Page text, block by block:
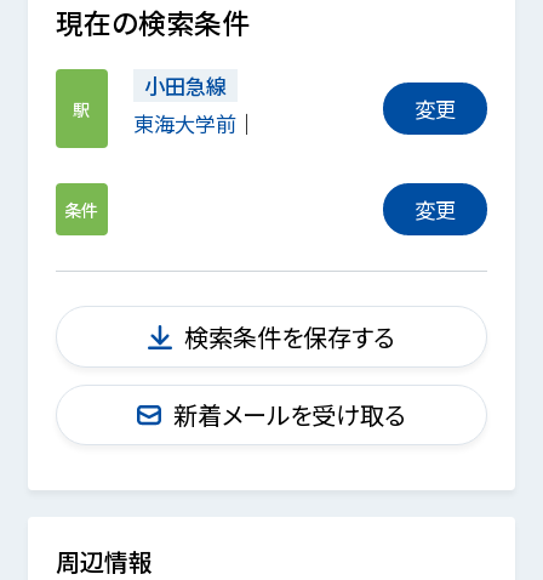
現在の検索条件
駅
小田急線
東海大学前
変更
条件 変更
検索条件を保存する
新着メールを受け取る
周辺情報